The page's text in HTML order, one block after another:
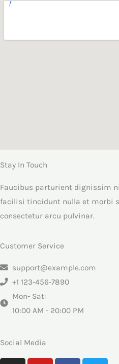
Stay In Touch
Faucibus parturient dignissim
facilisi tincidunt nulla et morbi
consectetur arcu pulvinar.
Customer Service
support@example.com
+1 123-456-7890
Mon- Sat:
10:00 AM - 20:00 PM
Social Media